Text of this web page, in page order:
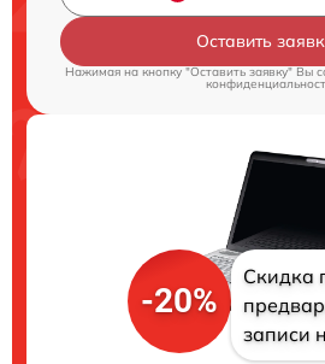
Оставить
Нажимая на кнопку "Оставить заявку" Вы
-20%
Скидка
записи